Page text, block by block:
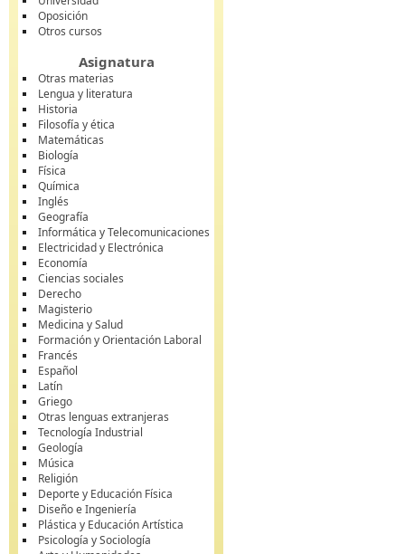
Oposición
Otros cursos
Asignatura
Otras materias
Lengua y literatura
Historia
Filosofía y ética
Matemáticas
Biología
Física
Química
Inglés
Geografía
Informática y Telecomunicaciones
Electricidad y Electrónica
Economía
Ciencias sociales
Derecho
Magisterio
Medicina y Salud
Formación y Orientación Laboral
Francés
Español
Latín
Griego
Otras lenguas extranjeras
Tecnología Industrial
Geología
Música
Religión
Deporte y Educación Física
Diseño e Ingeniería
Plástica y Educación Artística
Psicología y Sociología